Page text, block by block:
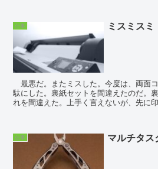
仕事 ミスミス
最悪だ。またミスした。今度は、両面
駄にした。裏紙セットを間違えたのだ。
れを間違えた。上手く言えないが、先に
仕事 マルチタス